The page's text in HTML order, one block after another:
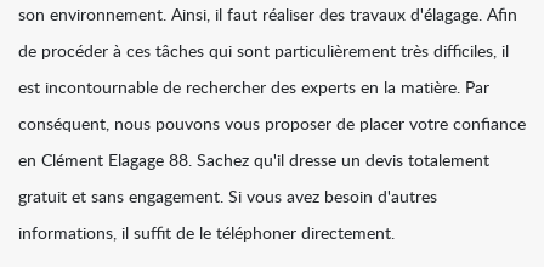
son environnement. Ainsi, il faut réaliser des travaux d'élagage. Afin
de procéder à ces tâches qui sont particulièrement très difficiles, il
est incontournable de rechercher des experts en la matière. Par
conséquent, nous pouvons vous proposer de placer votre confiance
en Clément Elagage 88. Sachez qu'il dresse un devis totalement
gratuit et sans engagement. Si vous avez besoin d'autres
informations, il suffit de le téléphoner directement.